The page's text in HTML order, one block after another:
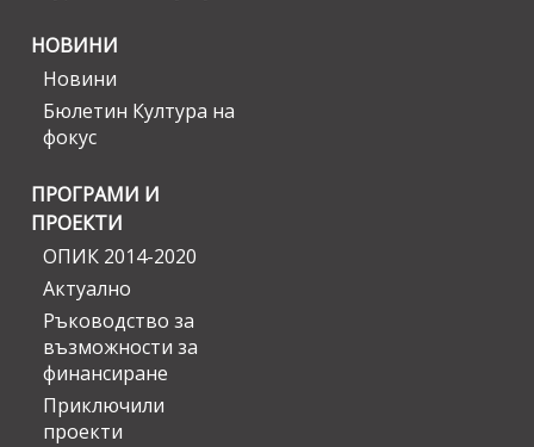
НОВИНИ
Новини
Бюлетин Култура на
фокус
ПРОГРАМИ И
ПРОЕКТИ
ОПИК 2014-2020
Актуално
Ръководство за
възможности за
финансиране
Приключили
проекти